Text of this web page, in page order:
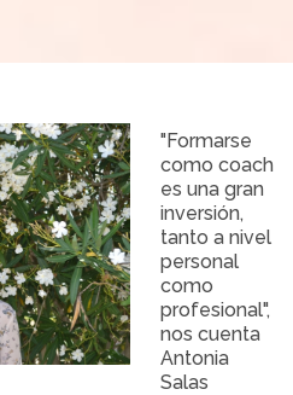
"Formarse
como coach
es una gran
inversión,
tanto a nivel
personal
como
profesional",
nos cuenta
Antonia
Salas